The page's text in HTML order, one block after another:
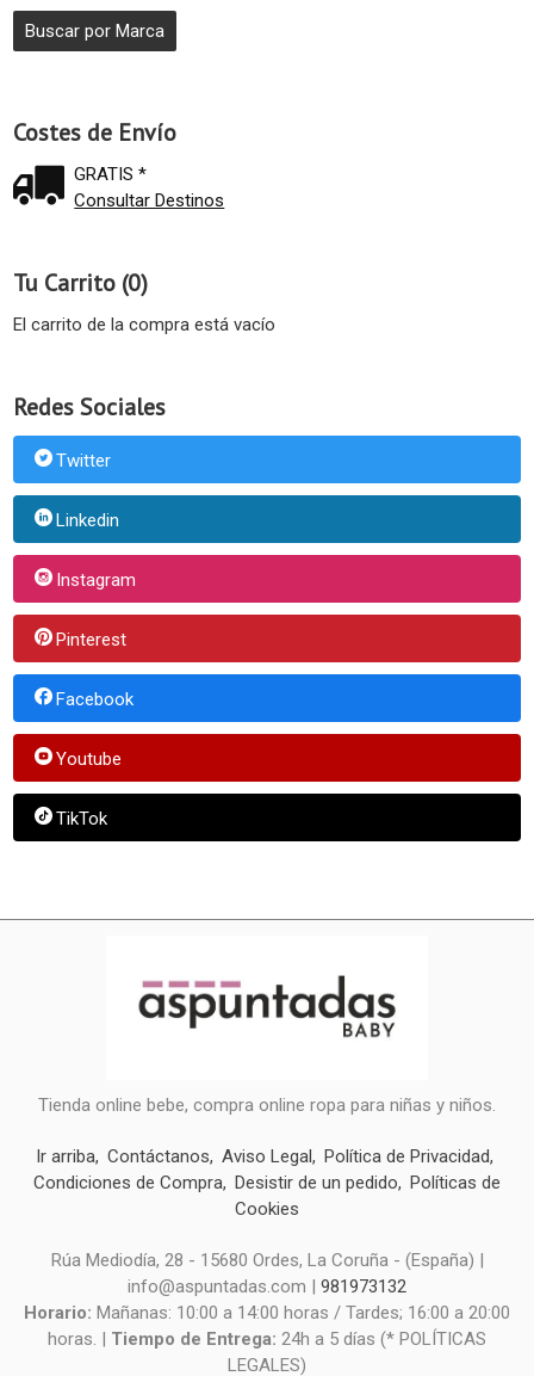
Costes de Envío
GRATIS *
Consultar Destinos
Tu Carrito (0)
El carrito de la compra está vacío
Redes Sociales
Twitter
Linkedin
Instagram
Pinterest
Facebook
Youtube
TikTok
Tienda online bebe, compra online ropa para niñas y niños.
Ir arriba Contáctanos Aviso Legal
Política de Privacidad
Condiciones de Compra Desistir de un pedido
Políticas de
Cookies
Rúa Mediodía, 28 - 15680 Ordes, La Coruña - (España) |
info@aspuntadas.com | 981973132
Horario: Mañanas: 10:00 a 14:00 horas / Tardes; 16:00 a 20:00
horas. | Tiempo de Entrega: 24h a 5 días (* POLÍTICAS
LEGALES)